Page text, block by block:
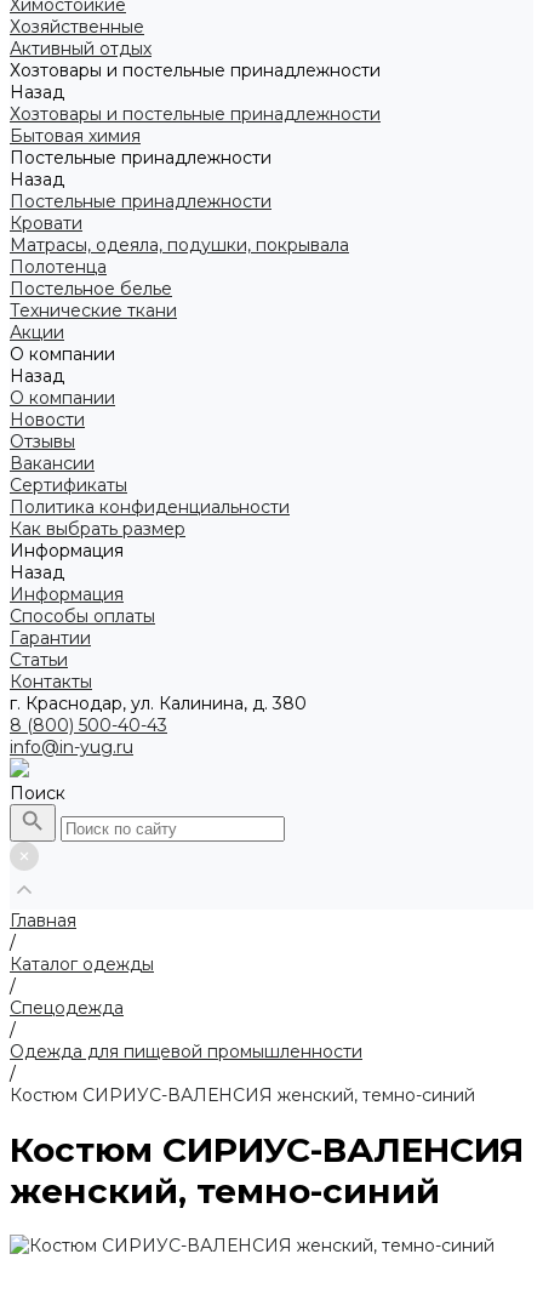
Химостойкие
Хозяйственные
Активный отдых
Хозтовары и постельные принадлежности
Назад
Хозтовары и постельные принадлежности
Бытовая химия
Постельные принадлежности
Назад
Постельные принадлежности
Кровати
Матрасы, одеяла, подушки, покрывала
Полотенца
Постельное белье
Технические ткани
Акции
О компании
Назад
О компании
Новости
Отзывы
Вакансии
Сертификаты
Политика конфиденциальности
Как выбрать размер
Информация
Назад
Информация
Способы оплаты
Гарантии
Статьи
Контакты
г. Краснодар, ул. Калинина, д. 380
8 (800) 500-40-43
info@in-yug.ru
Поиск
Главная
/
Каталог одежды
/
Спецодежда
/
Одежда для пищевой промышленности
/
Костюм СИРИУС-ВАЛЕНСИЯ женский, темно-синий
Костюм СИРИУС-ВАЛЕНСИЯ
женский, темно-синий